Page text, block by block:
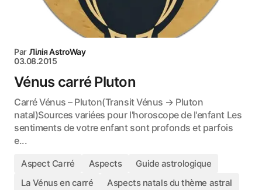
Par Лілія AstroWay
03.08.2015
Vénus carré Pluton
Carré Vénus – Pluton(Transit Vénus → Pluton
natal)Sources variées pour l'horoscope de l'enfant Les
sentiments de votre enfant sont profonds et parfois
e...
Aspect Carré Aspects
Guide astrologique
La Vénus en carré
Aspects natals du thème astral